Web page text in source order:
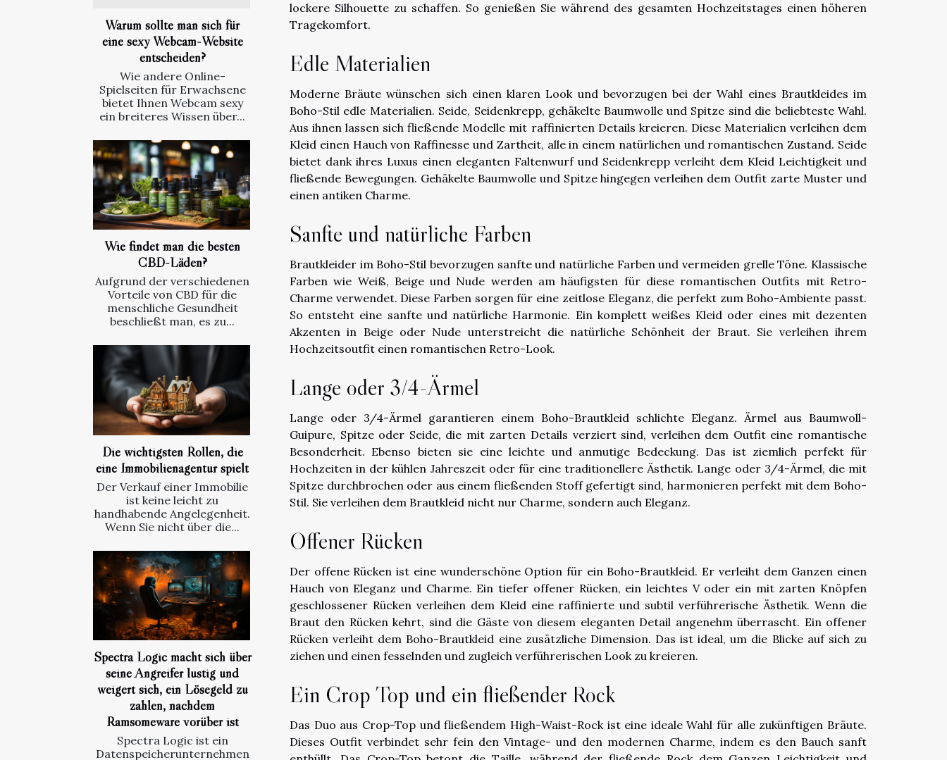
Warum sollte man sich für
eine sexy Webcam-Website
entscheiden?
Wie andere Online-
Spielseiten für Erwachsene
bietet Ihnen Webcam sexy
ein breiteres Wissen über...
Wie findet man die besten
CBD-Läden?
Aufgrund der verschiedenen
Vorteile von CBD für die
menschliche Gesundheit
beschließt man, es zu...
Die wichtigsten Rollen, die
eine Immobilienagentur spielt
Der Verkauf einer Immobilie
ist keine leicht zu
handhabende Angelegenheit.
Wenn Sie nicht über die...
Spectra Logic macht sich über
seine Angreifer lustig und
weigert sich, ein Lösegeld zu
zahlen, nachdem
Ramsomeware vorüber ist
Spectra Logic ist ein
Datenspeicherunternehmen
lockere Silhouette zu schaffen. So genießen Sie während des gesamten Hochzeitstages einen höheren
Tragekomfort.
Edle Materialien
Moderne Bräute wünschen sich einen klaren Look und bevorzugen bei der Wahl eines Brautkleides im
Boho-Stil edle Materialien. Seide, Seidenkrepp, gehäkelte Baumwolle und Spitze sind die beliebteste Wahl.
Aus ihnen lassen sich fließende Modelle mit raffinierten Details kreieren. Diese Materialien verleihen dem
Kleid einen Hauch von Raffinesse und Zartheit, alle in einem natürlichen und romantischen Zustand. Seide
bietet dank ihres Luxus einen eleganten Faltenwurf und Seidenkrepp verleiht dem Kleid Leichtigkeit und
fließende Bewegungen. Gehäkelte Baumwolle und Spitze hingegen verleihen dem Outfit zarte Muster und
einen antiken Charme.
Sanfte und natürliche Farben
Brautkleider im Boho-Stil bevorzugen sanfte und natürliche Farben und vermeiden grelle Töne. Klassische
Farben wie Weiß, Beige und Nude werden am häufigsten für diese romantischen Outfits mit Retro-
Charme verwendet. Diese Farben sorgen für eine zeitlose Eleganz, die perfekt zum Boho-Ambiente passt.
So entsteht eine sanfte und natürliche Harmonie. Ein komplett weißes Kleid oder eines mit dezenten
Akzenten in Beige oder Nude unterstreicht die natürliche Schönheit der Braut. Sie verleihen ihrem
Hochzeitsoutfit einen romantischen Retro-Look.
Lange oder 3/4-Ärmel
Lange oder 3/4-Ärmel garantieren einem Boho-Brautkleid schlichte Eleganz. Ärmel aus Baumwoll-
Guipure, Spitze oder Seide, die mit zarten Details verziert sind, verleihen dem Outfit eine romantische
Besonderheit. Ebenso bieten sie eine leichte und anmutige Bedeckung. Das ist ziemlich perfekt für
Hochzeiten in der kühlen Jahreszeit oder für eine traditionellere Ästhetik. Lange oder 3/4-Ärmel, die mit
Spitze durchbrochen oder aus einem fließenden Stoff gefertigt sind, harmonieren perfekt mit dem Boho-
Stil. Sie verleihen dem Brautkleid nicht nur Charme, sondern auch Eleganz.
Offener Rücken
Der offene Rücken ist eine wunderschöne Option für ein Boho-Brautkleid. Er verleiht dem Ganzen einen
Hauch von Eleganz und Charme. Ein tiefer offener Rücken, ein leichtes V oder ein mit zarten Knöpfen
geschlossener Rücken verleihen dem Kleid eine raffinierte und subtil verführerische Ästhetik. Wenn die
Braut den Rücken kehrt, sind die Gäste von diesem eleganten Detail angenehm überrascht. Ein offener
Rücken verleiht dem Boho-Brautkleid eine zusätzliche Dimension. Das ist ideal, um die Blicke auf sich zu
ziehen und einen fesselnden und zugleich verführerischen Look zu kreieren.
Ein Crop Top und ein fließender Rock
Das Duo aus Crop-Top und fließendem High-Waist-Rock ist eine ideale Wahl für alle zukünftigen Bräute.
Dieses Outfit verbindet sehr fein den Vintage- und den modernen Charme, indem es den Bauch sanft